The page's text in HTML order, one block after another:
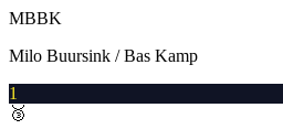
MBBK
Milo Buursink / Bas Kamp
1
🥉